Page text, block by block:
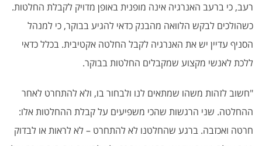
רעב, כי ברעב האנרגיה אינה מופנית באופן מדויק לקבלת החלטות.
כשהולכים לבקש הלוואה מהבנק כדאי להגיע בבוקר, כי למנהל
הסניף עדיין יש את האנרגיה לקבל החלטה אקטיבית. בכלל כדאי
ללכת לאנשי מקצוע שמקבלים החלטות בבוקר.
"חשוב לזהות משהו שמתאים לנו ולבחור בו, ולא להתחרט לאחר
ההחלטה. שני הרגשות שהכי משפיעים על קבלת ההחלטות אלו:
חרטה ואכזבה. ברגע שהחלטנו לא להתחרט – לא לראות או לבדוק